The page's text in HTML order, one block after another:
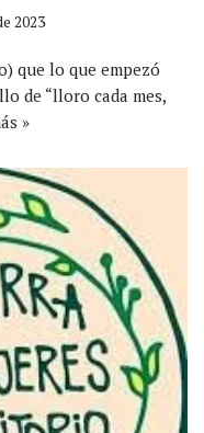
2023
que lo que empezó
de “lloro cada mes,
»